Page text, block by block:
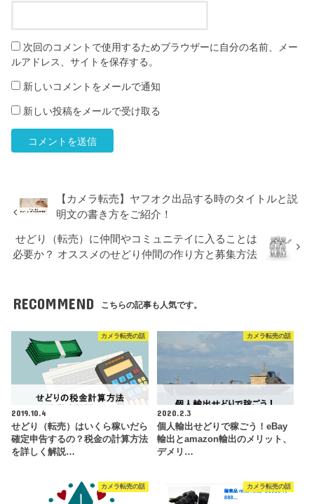
次回のコメントで使用するためブラウザーに自分の名前、メー
ルアドレス、サイトを保存する。
新しいコメントをメールで通知
新しい投稿をメールで受け取る
【カメラ転売】ヤフオク出品する時のタイトルと説
明文の書き方をご紹介！
せどり（転売）に仲間やコミュニテイに入ることは
必要か？ オススメのせどり仲間の作り方と募集方法
RECOMMEND こちらの記事も人気です。
カメラ転売の話
2019.10.4
せどり（転売）はいくら稼いだら
確定申告するの？税金の計算方法
を詳しく解説…
カメラ転売の話
2020.2.3
個人輸出せどりで稼ごう！eBay
輸出とamazon輸出のメリット、
デメリ…
カメラ転売の話 カメラ転売の話